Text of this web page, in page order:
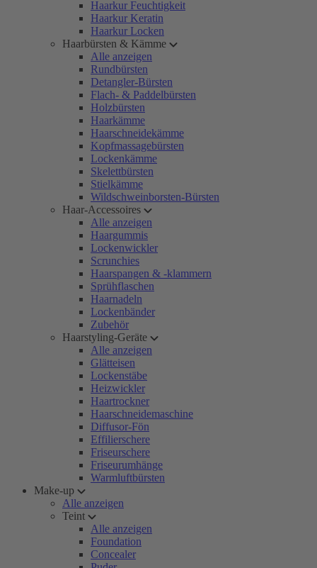
Haarkur Feuchtigkeit
Haarkur Keratin
Haarkur Locken
Haarbürsten & Kämme
Alle anzeigen
Rundbürsten
Detangler-Bürsten
Flach- & Paddelbürsten
Holzbürsten
Haarkämme
Haarschneidekämme
Kopfmassagebürsten
Lockenkämme
Skelettbürsten
Stielkämme
Wildschweinborsten-Bürsten
Haar-Accessoires
Alle anzeigen
Haargummis
Lockenwickler
Scrunchies
Haarspangen & -klammern
Sprühflaschen
Haarnadeln
Lockenbänder
Zubehör
Haarstyling-Geräte
Alle anzeigen
Glätteisen
Lockenstäbe
Heizwickler
Haartrockner
Haarschneidemaschine
Diffusor-Fön
Effilierschere
Friseurschere
Friseurumhänge
Warmluftbürsten
Make-up
Alle anzeigen
Teint
Alle anzeigen
Foundation
Concealer